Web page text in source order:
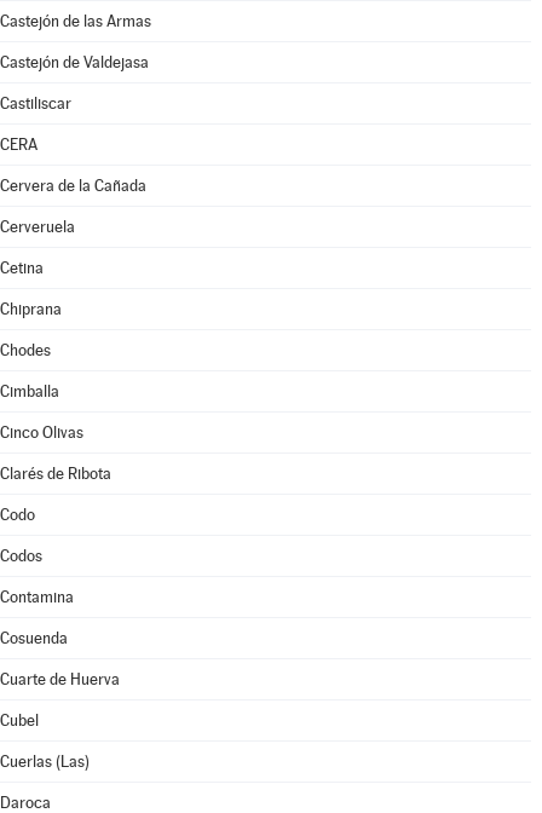
Castejón de las Armas
Castejón de Valdejasa
Castiliscar
CERA
Cervera de la Cañada
Cerveruela
Cetina
Chiprana
Chodes
Cimballa
Cinco Olivas
Clarés de Ribota
Codo
Codos
Contamina
Cosuenda
Cuarte de Huerva
Cubel
Cuerlas (Las)
Daroca